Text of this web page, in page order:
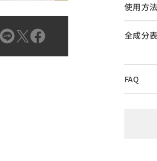
使用方法
全成分
FAQ